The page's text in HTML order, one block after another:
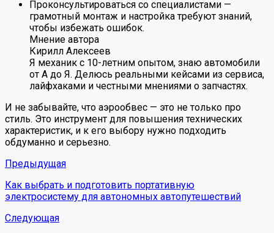
Проконсультироваться со специалистами —
грамотный монтаж и настройка требуют знаний,
чтобы избежать ошибок.
Мнение автора
Кирилл Алексеев
Я механик с 10-летним опытом, знаю автомобили
от А до Я. Делюсь реальными кейсами из сервиса,
лайфхаками и честными мнениями о запчастях.
И не забывайте, что аэрообвес — это не только про
стиль. Это инструмент для повышения технических
характеристик, и к его выбору нужно подходить
обдуманно и серьезно.
Предыдущая
Как выбрать и подготовить портативную
электросистему для автономных автопутешествий
Следующая